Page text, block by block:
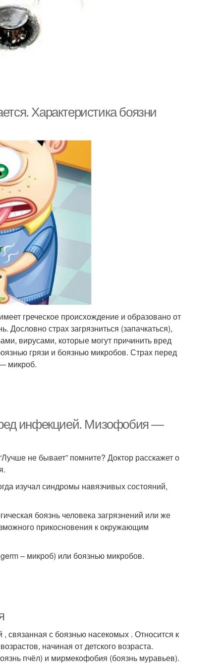
Характеристика боязни
греческое происхождение и образовано от
страх загрязниться (запачкаться),
вирусами, которые могут причинить вред
грязи и боязнью микробов. Страх перед
микроб.
инфекцией. Мизофобия —
не бывает” помните? Доктор расскажет о
изучал синдромы навязчивых состояний,
боязнь человека загрязнений или же
прикосновения к окружающим
– микроб) или боязнью микробов.
с боязнью насекомых . Относится к
начиная от детского возраста.
пчёл) и мирмекофобия (боязнь муравьев).